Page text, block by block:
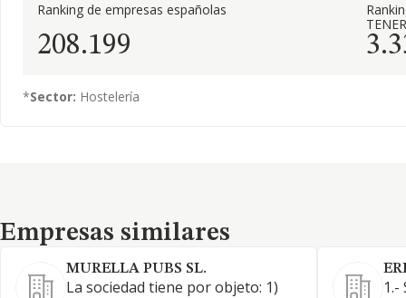
Ranking de empresas españolas
208.199
*Sector: Hostelería
Empresas similares
Empresas similares
MURELLA PUBS SL.
La sociedad tiene por objeto: 1)
1.-